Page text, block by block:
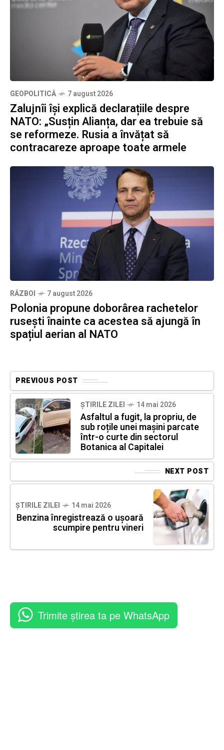
GEOPOLITICĂ 7 august 2026
Zalujnîi își explică declarațiile despre
NATO: „Susțin Alianța, dar ea trebuie să
se reformeze. Rusia a învățat să
contracareze aproape toate armele
RĂZBOI 7 august 2026
Polonia propune doborârea rachetelor
rusești înainte ca acestea să ajungă în
spațiul aerian al NATO
PREVIOUS POST
ȘTIRILE ZILEI 14 mai 2026
Asfaltul a fugit, la propriu, de
sub roțile unei mașini parcate
într-o curte din sectorul
Botanica al Capitalei
NEXT POST
ȘTIRILE ZILEI 14 mai 2026
Benzina înregistrează o ușoară
scumpire pentru vineri
Trimite știrea ta pe WhatsApp